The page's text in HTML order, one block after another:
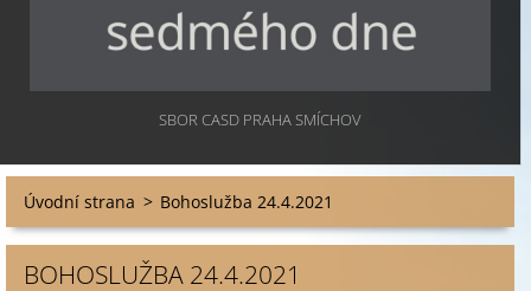
SBOR CASD PRAHA SMÍCHOV
Úvodní strana > Bohoslužba 24.4.2021
BOHOSLUŽBA 24.4.2021